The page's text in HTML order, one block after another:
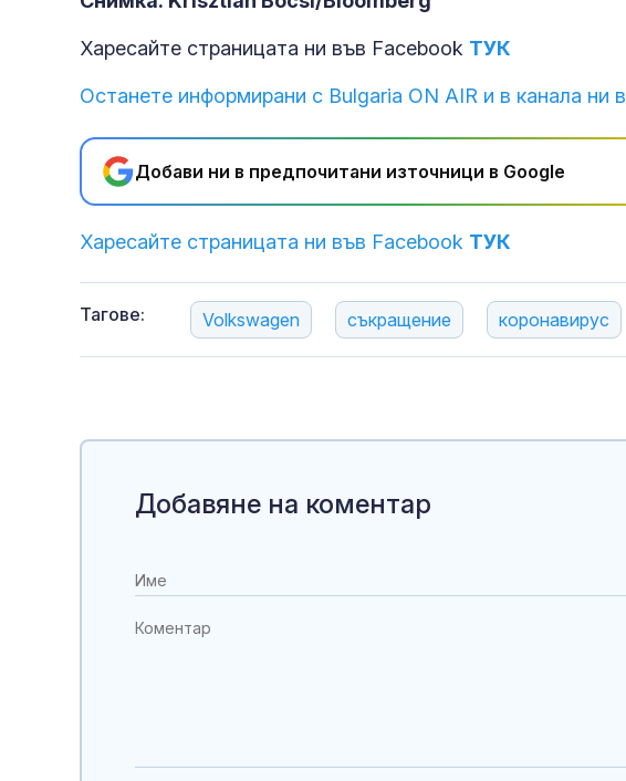
Харесайте страницата ни във Facebook ТУК
Останете информирани с Bulgaria ON AIR и в канала ни в
Добави ни в предпочитани източници в Google
Харесайте страницата ни във Facebook ТУК
Тагове: Volkswagen съкращение коронавирус
Добавяне на коментар